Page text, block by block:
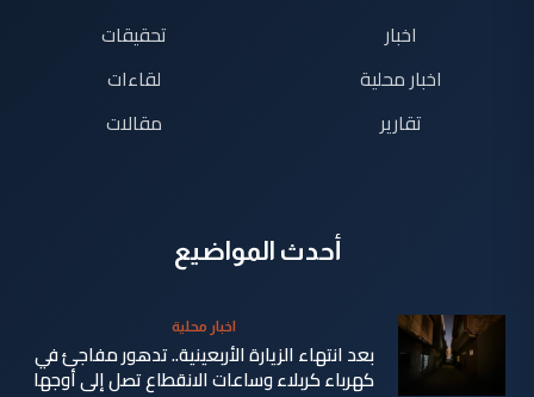
اخبار
اخبار محلية
تقارير
تحقيقات
لقاءات
مقالات
أحدث المواضيع
اخبار محلية
بعد انتهاء الزيارة الأربعينية.. تدهور مفاجئ في
كهرباء كربلاء وساعات الانقطاع تصل إلى أوجها